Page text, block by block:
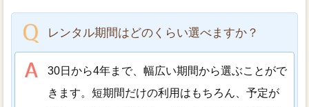
レンタル期間はどのくらい選べますか？
30日から4年まで、幅広い期間から選ぶことがで
きます。短期間だけの利用はもちろん、予定が